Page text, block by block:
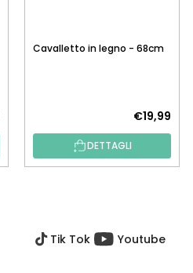
Cavalletto in legno - 68cm
€19,99
DETTAGLI
Tik Tok Youtube